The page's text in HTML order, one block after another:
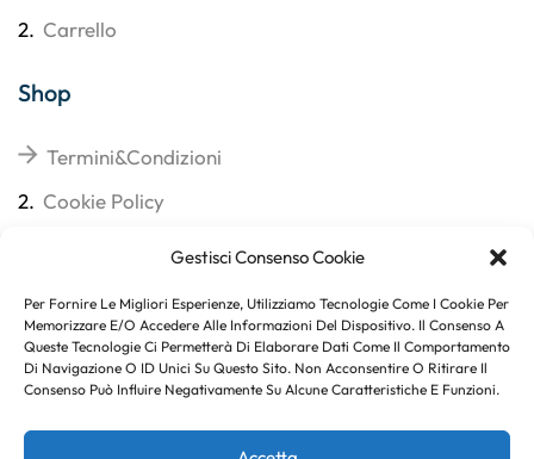
Gestisci Consenso Cookie
Per Fornire Le Migliori Esperienze, Utilizziamo Tecnologie Come I Cookie Per
Memorizzare E/o Accedere Alle Informazioni Del Dispositivo. Il Consenso A
Queste Tecnologie Ci Permetterà Di Elaborare Dati Come Il Comportamento
Di Navigazione O ID Unici Su Questo Sito. Non Acconsentire O Ritirare Il
Consenso Può Influire Negativamente Su Alcune Caratteristiche E Funzioni.
2. Carrello
Shop
Termini&Condizioni
2. Cookie Policy